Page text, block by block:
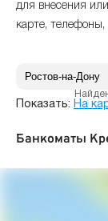
для внесения
карте,
Показать: На
Банкоматы